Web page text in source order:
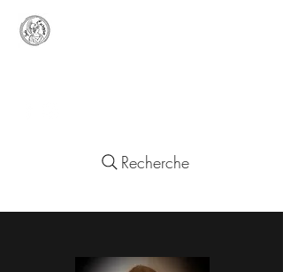
Recherche